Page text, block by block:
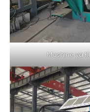
Mashine ya